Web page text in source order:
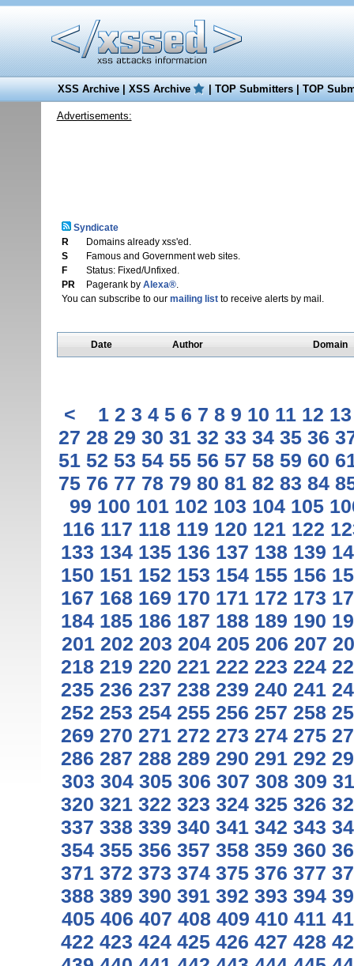
XSS Archive|XSS Archive |TOP Submitters|TOP
Advertisements:
Syndicate
R
Domains already xss'ed.
S
Famous and Government web sites.
F
Status: Fixed/Unfixed.
PR
Pagerank by Alexa®.
You can subscribe to our mailing listto receive alerts by mail.
Date Author Domain
< 1 2 3 4 5 6 7 8 9 10 11 12 13
27 28 29 30 31 32 33 34 35 36
51 52 53 54 55 56 57 58 59 60
75 76 77 78 79 80 81 82 83 84
99 100 101 102 103 104 105
116 117 118 119 120 121 122
133 134 135 136 137 138 139
150 151 152 153 154 155 156
167 168 169 170 171 172 173
184 185 186 187 188 189 190
201 202 203 204 205 206 207
218 219 220 221 222 223 224
235 236 237 238 239 240 241
252 253 254 255 256 257 258
269 270 271 272 273 274 275
286 287 288 289 290 291 292
303 304 305 306 307 308 309
320 321 322 323 324 325 326
337 338 339 340 341 342 343
354 355 356 357 358 359 360
371 372 373 374 375 376 377
388 389 390 391 392 393 394
405 406 407 408 409 410 411
422 423 424 425 426 427 428